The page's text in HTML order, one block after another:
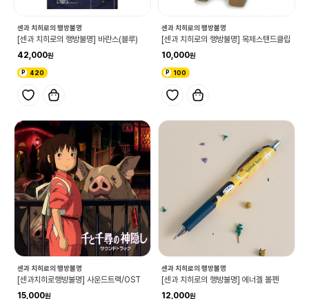
센과 치히로의 행방불명
[센과 치히로의 행방불명] 바란스(블루)
42,000
420
센과 치히로의 행방불명
[센과 치히로의 행방불명] 목제스탠드클립
10,000
100
센과 치히로의 행방불명
[센과치히로행방불명] 사운드트랙/OST
15,000
센과 치히로의 행방불명
[센과 치히로의 행방불명] 에너겔 볼펜
12,000